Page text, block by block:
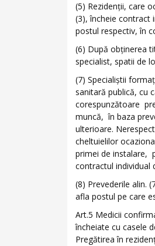
(5) Rezidenţii, care
(3), încheie contract
postul respectiv, în
(6) După obţinerea
specialist, spatii de
(7) Specialiştii
sanitară publică, cu
corespunzătoare
muncă, în baza
ulterioare.
cheltuielilor
primei de instalare,
contractul individual
(8) Prevederile alin.
afla postul pe care
Art.5 Medicii
încheiate cu casele
Pregătirea în